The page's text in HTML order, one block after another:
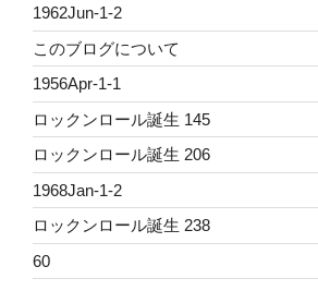
1962Jun-1-2
このブログについて
1956Apr-1-1
ロックンロール誕生 145
ロックンロール誕生 206
1968Jan-1-2
ロックンロール誕生 238
60